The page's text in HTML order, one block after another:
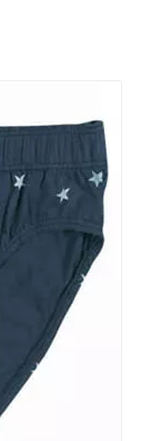
2023-07-21
2023-07-24